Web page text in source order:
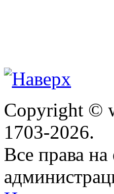
Copyright ©
1703-2026.
Все права